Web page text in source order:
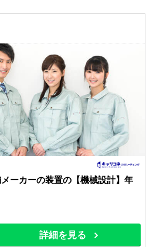
ーカーの装置の【機械設計】年
詳細を見る